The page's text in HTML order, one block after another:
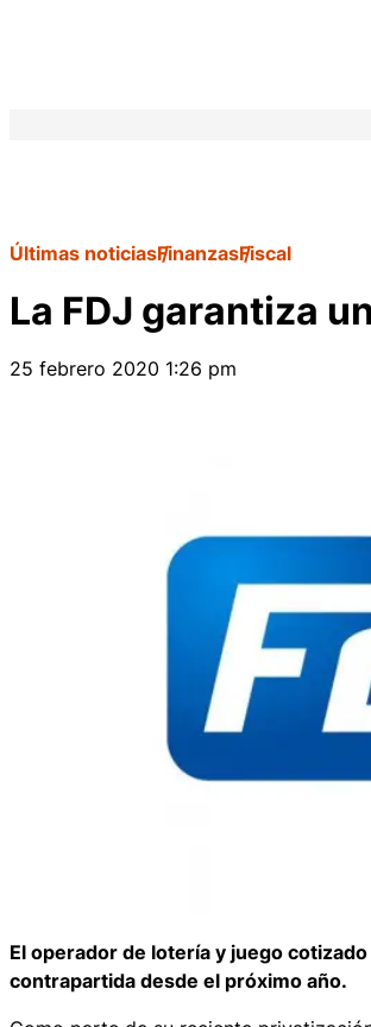
Últimas noticiasFinanzasFiscal
La FDJ garantiza
25 febrero 2020 1:26 pm
El operador de lotería y juego
contrapartida desde el próximo año.